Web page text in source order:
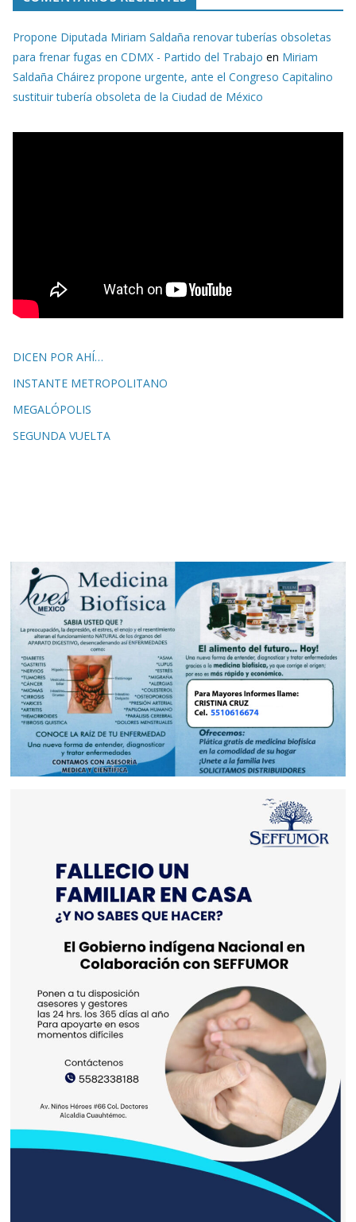
Propone Diputada Miriam Saldaña renovar tuberías obsoletas
para frenar fugas en CDMX - Partido del Trabajo en Miriam
Saldaña Cháirez propone urgente, ante el Congreso Capitalino
sustituir tubería obsoleta de la Ciudad de México
DICEN POR AHÍ…
INSTANTE METROPOLITANO
MEGALÓPOLIS
SEGUNDA VUELTA